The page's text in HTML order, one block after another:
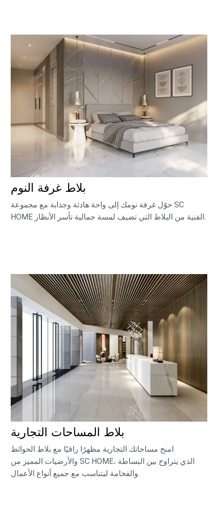
بلاط غرفة النوم
حوّل غرفة نومك إلى واحة هادئة وجذابة مع مجموعة SC
HOME الفنية من البلاط التي تضيف لمسة جمالية تأسر الأنظار.
بلاط المساحات التجارية
امنح مساحاتك التجارية مظهرًا راقيًا مع بلاط الحوائط
والأرضيات المميز من SC HOME، الذي يتراوح بين البساطة
والفخامة ليتناسب مع جميع أنواع الأعمال.